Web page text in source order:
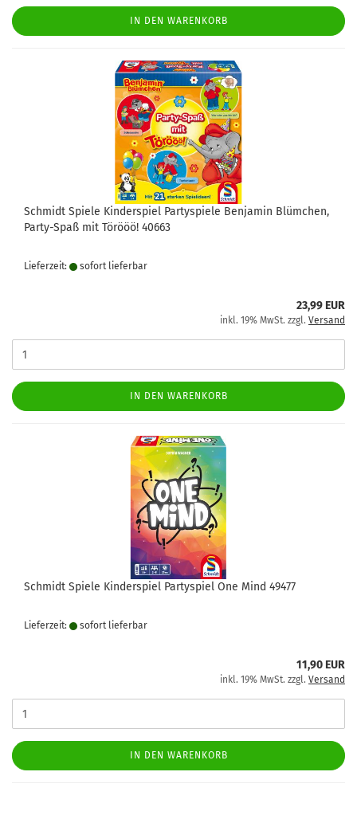
IN DEN WARENKORB
Schmidt Spiele Kinderspiel Partyspiele Benjamin Blümchen,
Party-Spaß mit Törööö! 40663
Lieferzeit: sofort lie­fer­bar
23,99 EUR
inkl. 19% MwSt. zzgl. Versand
IN DEN WARENKORB
Schmidt Spiele Kinderspiel Partyspiel One Mind 49477
Lieferzeit: sofort lie­fer­bar
11,90 EUR
inkl. 19% MwSt. zzgl. Versand
IN DEN WARENKORB